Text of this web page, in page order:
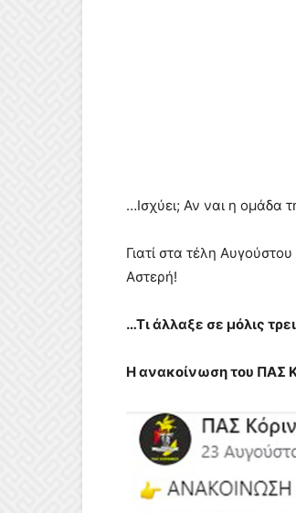
…Ισχύει; Αν ναι η ομάδα
Γιατί στα τέλη
Αστερή!
…Τι άλλαξε σε μόλις
Η ανακοίνωση του ΠΑΣ